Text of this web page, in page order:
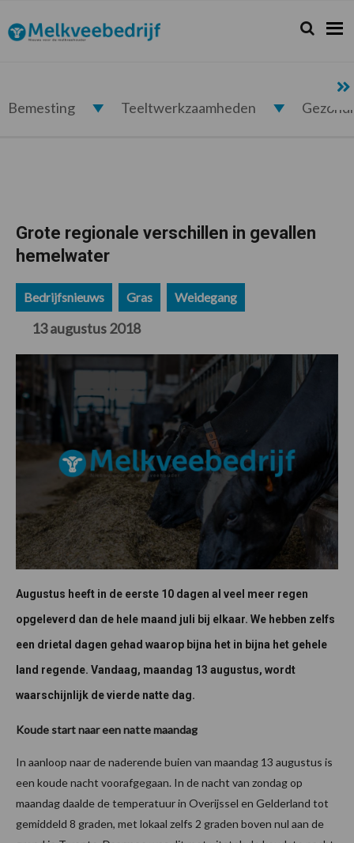
de
hoofdnavigatie
de
hoofd
de
eerste
de
voettekst
Melkveebedrijf.nl Zoeken...
Zoek
Bemesting Teeltwerkzaamheden
Grote regionale verschillen in gevallen
hemelwater
Bedrijfsnieuws Gras Weidegang
13 augustus 2018
Augustus heeft in de eerste 10 dagen al veel meer regen
opgeleverd dan de hele maand juli bij elkaar. We hebben zelfs
een drietal dagen gehad waarop bijna het in bijna het gehele
land regende. Vandaag, maandag 13 augustus, wordt
waarschijnlijk de vierde natte dag.
Koude start naar een natte maandag
In aanloop naar de naderende buien van maandag 13 augustus is
een koude nacht voorafgegaan. In de nacht van zondag op
maandag daalde de temperatuur in Overijssel en Gelderland tot
gemiddeld 8 graden, met lokaal zelfs 2 graden boven nul aan de